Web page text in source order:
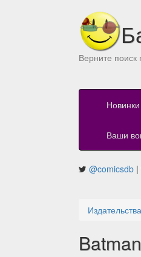
Верните
Ваши
@comicsdb |
Издательства